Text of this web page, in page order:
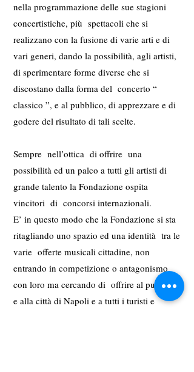
nella programmazione delle sue stagioni
concertistiche, più spettacoli che si
realizzano con la fusione di varie arti e di
vari generi, dando la possibilità, agli artisti,
di sperimentare forme diverse che si
discostano dalla forma del concerto “
classico ”, e al pubblico, di apprezzare e di
godere del risultato di tali scelte.
Sempre nell’ottica di offrire una
possibilità ed un palco a tutti gli artisti di
grande talento la Fondazione ospita
vincitori di concorsi internazionali.
E’ in questo modo che la Fondazione si sta
ritagliando uno spazio ed una identità tra le
varie offerte musicali cittadine, non
entrando in competizione o antagonismo
con loro ma cercando di offrire al pubblico
e alla città di Napoli e a tutti i turisti e